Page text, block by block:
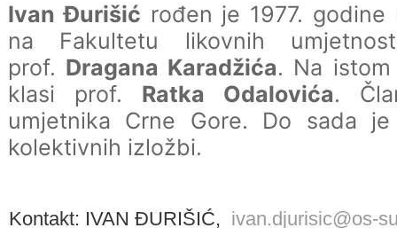
Ivan Đurišić rođen je 1977.
na Fakultetu likovnih
prof. Dragana Karadžića. Na
klasi prof. Ratka Odalovića.
umjetnika Crne Gore. Do sada
kolektivnih izložbi.
Kontakt: IVAN ĐURIŠIĆ, ivan.djurisic@os-